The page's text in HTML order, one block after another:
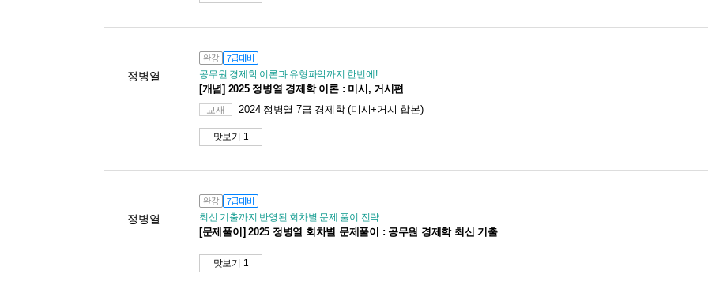
정병열
완강 7급대비
공무원 경제학 이론과 유형파악까지 한번에!
[개념] 2025 정병열 경제학 이론 : 미시, 거시편
교재 2024 정병열 7급 경제학 (미시+거시 합본)
맛보기 1
정병열
완강 7급대비
최신 기출까지 반영된 회차별 문제 풀이 전략
[문제풀이] 2025 정병열 회차별 문제풀이 : 공무원 경제학 최신 기출
맛보기 1